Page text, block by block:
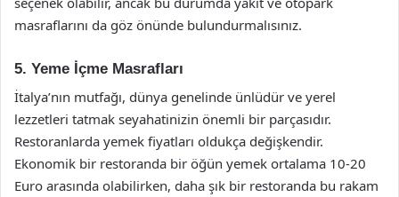
masraflarını da göz önünde bulundurmalısınız.
5. Yeme İçme Masrafları
İtalya’nın mutfağı, dünya genelinde ünlüdür ve yerel
lezzetleri tatmak seyahatinizin önemli bir parçasıdır.
Restoranlarda yemek fiyatları oldukça değişkendir.
Ekonomik bir restoranda bir öğün yemek ortalama 10-20
Euro arasında olabilirken, daha şık bir restoranda bu rakam